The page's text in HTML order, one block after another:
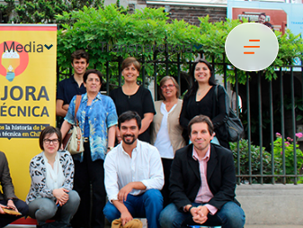
Transparencia